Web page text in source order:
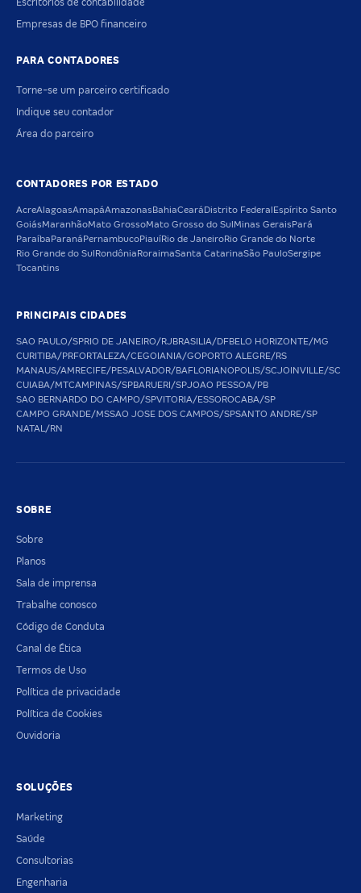
Escritórios de contabilidade
Empresas de BPO financeiro
PARA CONTADORES
Torne-se um parceiro certificado
Indique seu contador
Área do parceiro
CONTADORES POR ESTADO
AcreAlagoasAmapáAmazonas BahiaCeará Distrito Federal Espírito Santo
GoiásMaranhãoMato GrossoMato Grosso do Sul Minas Gerais Pará
Paraíba Paraná PernambucoPiauíRio de JaneiroRio Grande do Norte
Rio Grande do Sul Rondônia RoraimaSanta CatarinaSão PauloSergipe
Tocantins
PRINCIPAIS CIDADES
SAO PAULO/SPRIO DE JANEIRO/RJBRASILIA/DFBELO HORIZONTE/MG
CURITIBA/PRFORTALEZA/CEGOIANIA/GOPORTO ALEGRE/RS
MANAUS/AMRECIFE/PESALVADOR/BAFLORIANOPOLIS/SCJOINVILLE/SC
CUIABA/MTCAMPINAS/SPBARUERI/SPJOAO PESSOA/PB
SAO BERNARDO DO CAMPO/SPVITORIA/ESSOROCABA/SP
CAMPO GRANDE/MSSAO JOSE DOS CAMPOS/SPSANTO ANDRE/SP
NATAL/RN
SOBRE
Sobre
Planos
Sala de imprensa
Trabalhe conosco
Código de Conduta
Canal de Ética
Termos de Uso
Política de privacidade
Política de Cookies
Ouvidoria
SOLUÇÕES
Marketing
Saúde
Consultorias
Engenharia